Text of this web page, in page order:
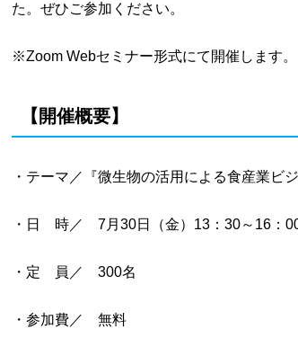
た。ぜひご参加ください。
※Zoom Webセミナー形式にて開催します。
【開催概要】
・テーマ／『微生物の活用による食産業ビ
・日 時／ 7月30日（金）13：30～16：00
・定 員／ 300名
・参加費／ 無料